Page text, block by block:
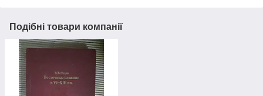
Подібні товари компанії